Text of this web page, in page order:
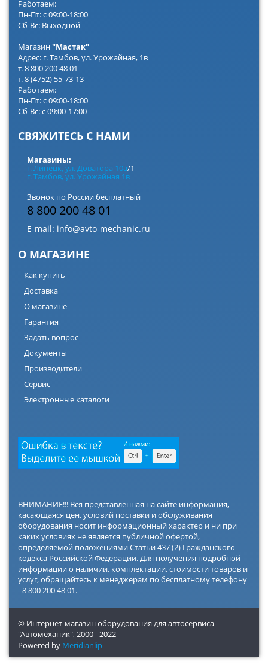
Работаем:
Пн-Пт: с 09:00-18:00
Сб-Вс: Выходной
Магазин"Мастак"
Адрес: г. Тамбов, ул. Урожайная, 1в
т. 8 800 200 48 01
т. 8 (4752) 55-73-13
Работаем:
Пн-Пт: с 09:00-18:00
Сб-Вс: с 09:00-17:00
СВЯЖИТЕСЬ С НАМИ
Магазины:
г. Липецк, ул. Доватора 10а/1
г. Тамбов, ул. Урожайная 1в
Звонок по России бесплатный
8 800 200 48 01
E-mail: info@avto-mechanic.ru
О МАГАЗИНЕ
Как купить
Доставка
О магазине
Гарантия
Задать вопрос
Документы
Производители
Сервис
Электронные каталоги
ВНИМАНИЕ!!! Вся представленная на сайте информация,
касающаяся цен, условий поставки и обслуживания
оборудования носит информационный характер и ни при
каких условиях не является публичной офертой,
определяемой положениями Статьи 437 (2) Гражданского
кодекса Российской Федерации. Для получения подробной
информации о наличии, комплектации, стоимости товаров и
услуг, обращайтесь к менеджерам по бесплатному телефону
- 8 800 200 48 01.
© Интернет-магазин оборудования для автосервиса
"Автомеханик",2000 - 2022
Powered by Meridianlip